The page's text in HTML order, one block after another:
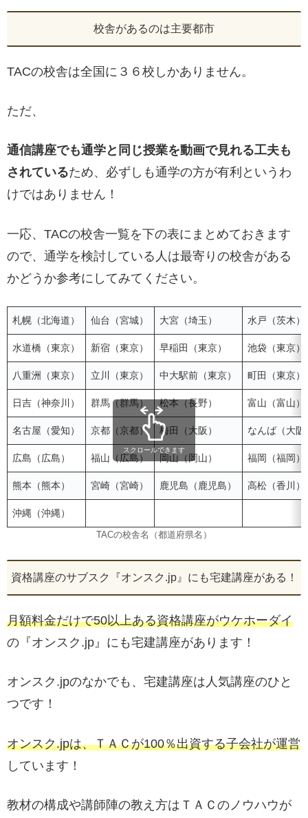
校舎があるのは主要都市
TACの校舎は全国に３６校しかありません。
ただ、
通信講座でも通学と同じ授業を動画で見れる工夫も
されているため、必ずしも通学の方が有利というわ
けではありません！
一応、TACの校舎一覧を下の表にまとめておきます
ので、通学を検討している人は最寄りの校舎がある
かどうか参考にしてみてください。
札幌（北海道） 仙台（宮城） 大宮（埼玉） 水戸（茨木）
水道橋（東京） 新宿（東京） 早稲田（東京） 池袋（東京）
八重洲（東京） 立川（東京） 中大駅前（東京） 町田（東京）
日吉（神奈川） 群馬（群馬） 松本（長野） 富山（富山）
名古屋（愛知） 京都（京都） 梅田（大阪） なんば（大阪
広島（広島） 福山（広島） 岡山（岡山） 福岡（福岡）
熊本（熊本） 宮崎（宮崎） 鹿児島（鹿児島） 高松（香川）
沖縄（沖縄）
スクロールできます
TACの校舎名（都道府県名）
資格講座のサブスク『オンスク.jp』にも宅建講座がある！
月額料金だけで50以上ある資格講座がウケホーダイ
の『オンスク.jp』にも宅建講座があります！
オンスク.jpのなかでも、宅建講座は人気講座のひと
つです！
オンスク.jpは、ＴＡＣが100％出資する子会社が運営
しています！
教材の構成や講師陣の教え方はＴＡＣのノウハウが